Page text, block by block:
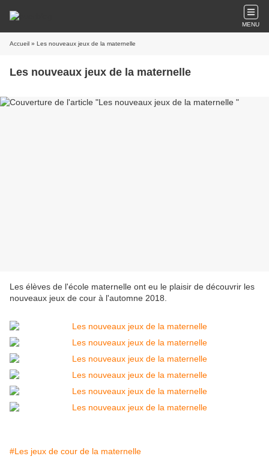
MENU
Accueil » Les nouveaux jeux de la maternelle
Les nouveaux jeux de la maternelle
Les élèves de l'école maternelle ont eu le plaisir de découvrir les
nouveaux jeux de cour à l'automne 2018.
#Les jeux de cour de la maternelle